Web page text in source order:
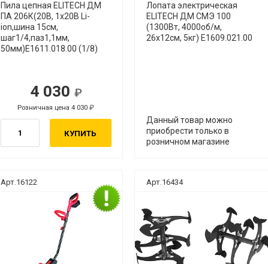
Пила цепная ELITECH ДМ
ПА 206К(20В, 1х20В Li-
ion,шина 15см,
шаг1/4,паз1,1мм,
50мм)E1611.018.00 (1/8)
4 030
Розничная цена 4 030
КУПИТЬ
Лопата электрическая
ELITECH ДМ СМЭ 100
(1300Вт, 4000об/м,
26х12см, 5кг) E1609.021.00
Данный товар можно
приобрести только в
розничном магазине
Арт.16122 Арт.16434